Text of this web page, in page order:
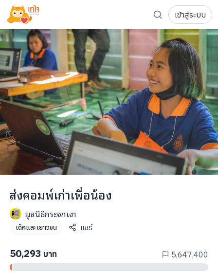
รู้จักเทใจ
โครงการ
เพจระดมทุน
เกี่ยวกับเรา
ความเคลื่อนไหว
ผู้บริจาค
การลดหย่อนภาษี
แฟนคลับศิลปิน
FAQ ผู้บริจาค
เจ้าของโครงการ
ส่งโครงการ
FAQ เจ้าของโครงการ
ติดต่อเรา
นโยบายความเป็นส่วนตัว
นโยบายการใช้งานคุกกี้
เข้าสู่ระบบ
ส่งคอมพ์เก่าเพื่อน้อง
มูลนิธิกระจกเงา
เด็กและเยาวชน แชร์
50,293 บาท 5,647,400